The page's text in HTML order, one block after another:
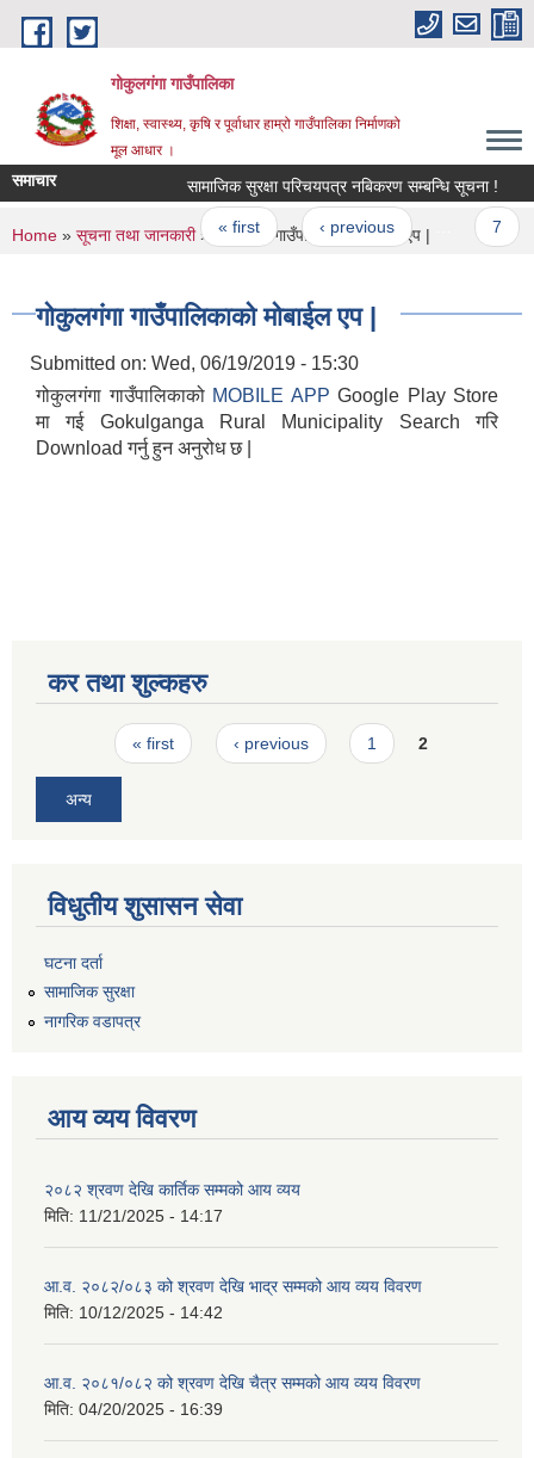
Skip to main content
गोकुलगंगा गाउँपालिका
शिक्षा, स्वास्थ्य, कृषि र पूर्वाधार हाम्रो गाउँपालिका निर्माणको
मूल आधार ।
समाचार सामाजिक सुरक्षा परिचयपत्र नबिकरण सम्बन्धि सूचना !
Pages
« first ‹ previous …
You are here
Home » सूचना तथा जानकारी» गोकुलगंगा गाउँपालिकाको मोबाईल एप |
गोकुलगंगा गाउँपालिकाको मोबाईल एप |
Submitted on: Wed, 06/19/2019 - 15:30
गोकुलगंगा गाउँपालिकाको MOBILE APP Google Play Store
मा गई Gokulganga Rural Municipality Search गरि
Download गर्नु हुन अनुरोध छ |
कर तथा शुल्कहरु
Pages« first ‹ previous 1 2
अन्य
विधुतीय शुसासन सेवा
घटना दर्ता
सामाजिक सुरक्षा
नागरिक वडापत्र
आय व्यय विवरण
२०८२ श्रवण देखि कार्तिक सम्मको आय व्यय
मिति: 11/21/2025 - 14:17
आ.व. २०८२/०८३ को श्रवण देखि भाद्र सम्मको आय व्यय विवरण
मिति: 10/12/2025 - 14:42
आ.व. २०८१/०८२ को श्रवण देखि चैत्र सम्मको आय व्यय विवरण
मिति: 04/20/2025 - 16:39